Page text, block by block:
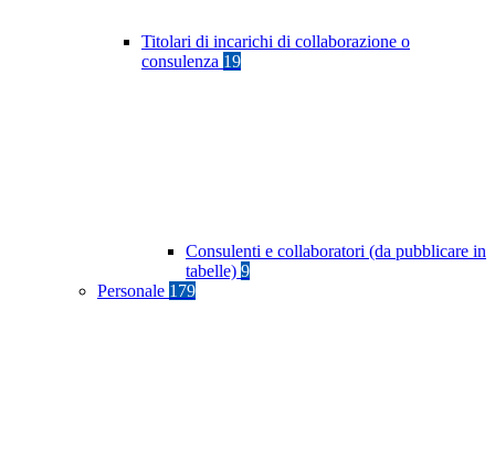
Titolari di incarichi di collaborazione o
consulenza 19
Consulenti e collaboratori (da pubblicare in
tabelle) 9
Personale 179